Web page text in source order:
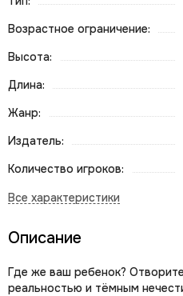
Возрастное ограничение:
Высота:
Длина:
Жанр:
Издатель:
Количество игроков:
Описание
Где же ваш ребенок?
реальностью и тёмным